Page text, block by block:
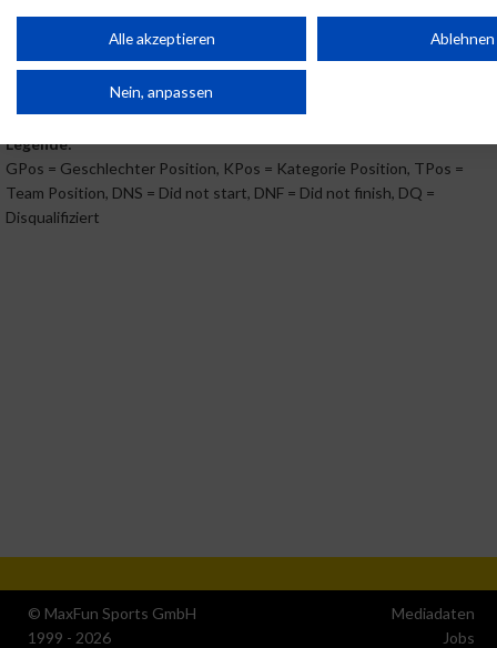
Karlsruhe
6080 Hans-
Peter
Sommer &
Strassburger
Legende:
GPos = Geschlechter Position, KPos = Kategorie Position, TPos =
Team Position, DNS = Did not start, DNF = Did not finish, DQ =
Disqualifiziert
© MaxFun Sports GmbH
1999 - 2026
Mediadaten
Jobs
Partnerliste anzeigen (1 IAB-Anbieter)
Wir nutzen Ihre Daten für folgende Zwecke:
IAB-Verarbeitungszwecke:
Endgerät
Verwendung reduzierter Daten zur Auswahl von
Werbeanzeigen
Messung der Werbeleistung
Messung der Performance von Inhalten
Alle akzeptieren Ablehnen
Nein, anpassen